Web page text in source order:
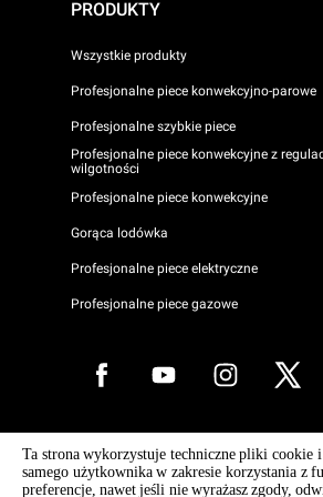
PRODUKTY
Wszystkie produkty
Profesjonalne piece konwekcyjno-parowe
Profesjonalne szybkie piece
Profesjonalne piece konwekcyjne z
wilgotności
Profesjonalne piece konwekcyjne
Gorąca lodówka
Profesjonalne piece elektryczne
Profesjonalne piece gazowe
Copyright 2026 UNOX S.p.A. Wszelkie
No. 04230750285 - R.E.A. Padwa
i.v - numer identyfikacji podatkowej VAT
WEEE Reg. No. IT08020000000377
Ta strona wykorzystuje techniczne pliki cookie
samego użytkownika w zakresie korzystania z
preferencje, nawet jeśli nie wyrażasz zgody,